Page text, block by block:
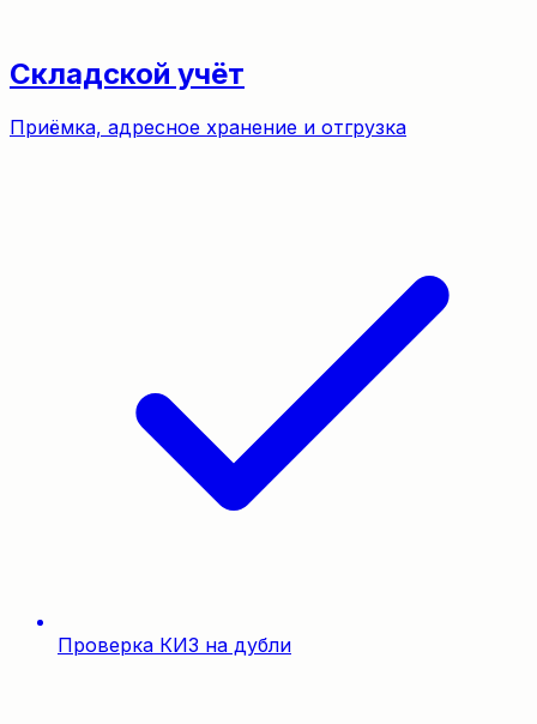
Складской учёт
Приёмка, адресное хранение и отгрузка
Проверка КИЗ на дубли